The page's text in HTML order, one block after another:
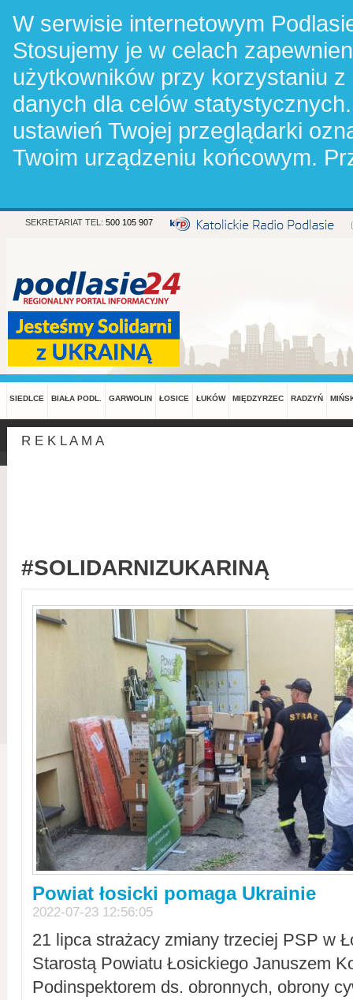
W serwisie internetowym
Stosujemy je w celach
użytkowników przy korzystaniu
danych dla celów
ustawień Twojej przeglądarki
Twoim urządzeniu końcowym.
SEKRETARIAT TEL: 500 105 907
SIEDLCE BIAŁA PODL. GARWOLIN ŁOSICE ŁUKÓW MIĘDZYRZEC RADZYŃ
R E K L A M A
#SOLIDARNIZUKARINĄ
Powiat łosicki pomaga Ukrainie
2022-07-23 12:56:05
21 lipca strażacy zmiany trzeciej PSP w
Starostą Powiatu Łosickiego Januszem
Podinspektorem ds. obronnych, obrony